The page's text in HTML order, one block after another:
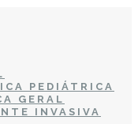
PEDIÁTRICA
GERAL
INVASIVA